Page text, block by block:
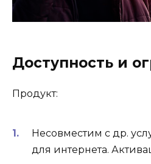
Доступность и
Продукт:
Несовместим с др.
для интернета.